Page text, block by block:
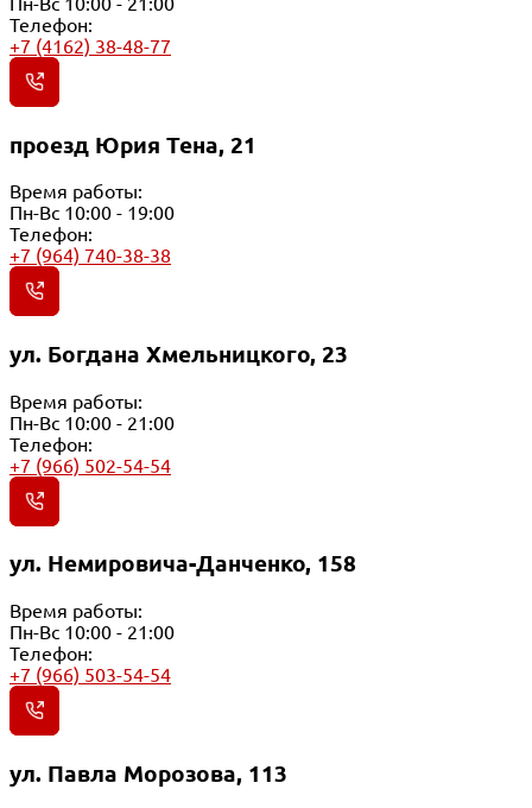
Телефон:
+7 (4162) 38-48-77
проезд Юрия Тена, 21
Время работы:
Пн-Вс 10:00 - 19:00
Телефон:
+7 (964) 740-38-38
ул. Богдана Хмельницкого, 23
Время работы:
Пн-Вс 10:00 - 21:00
Телефон:
+7 (966) 502-54-54
ул. Немировича-Данченко, 158
Время работы:
Пн-Вс 10:00 - 21:00
Телефон:
+7 (966) 503-54-54
ул. Павла Морозова, 113